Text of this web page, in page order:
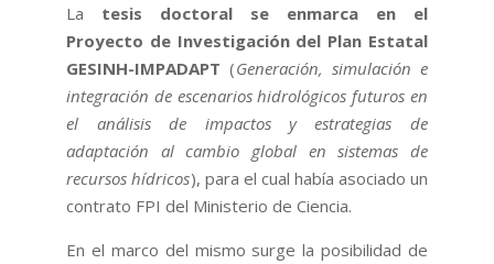
La tesis doctoral se enmarca en el
Proyecto de Investigación del Plan Estatal
GESINH-IMPADAPT (Generación, simulación e
integración de escenarios hidrológicos futuros en
el análisis de impactos y estrategias de
adaptación al cambio global en sistemas de
recursos hídricos), para el cual había asociado un
contrato FPI del Ministerio de Ciencia.
En el marco del mismo surge la posibilidad de